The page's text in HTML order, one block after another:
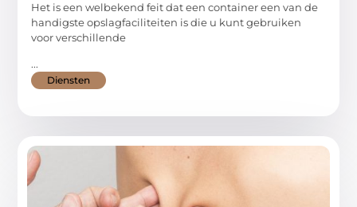
Het is een welbekend feit dat een container een van de
handigste opslagfaciliteiten is die u kunt gebruiken
voor verschillende
...
Diensten